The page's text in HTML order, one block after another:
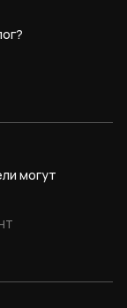
могут